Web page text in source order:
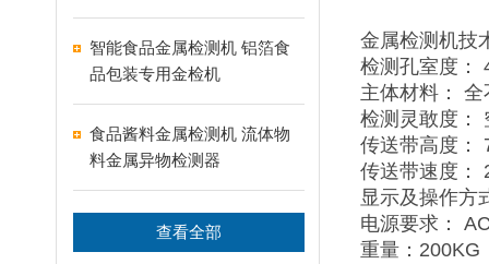
智能食品金属检测机 铝箔食
品包装专用金检机
食品酱料金属检测机 流体物
料金属异物检测器
查看全部
金属检测机技
检测孔室度：
主体材料：
检测灵敢度：
传送带高度：
传送带速度：
显示及操作方
电源要求：
重量：200KG